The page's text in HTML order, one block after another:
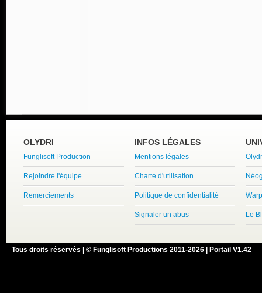
OLYDRI
Funglisoft Production
Rejoindre l'équipe
Remerciements
INFOS LÉGALES
Mentions légales
Charte d'utilisation
Politique de confidentialité
Signaler un abus Le
Tous droits réservés | © Funglisoft Productions 2011-2026 | Portail V1.42